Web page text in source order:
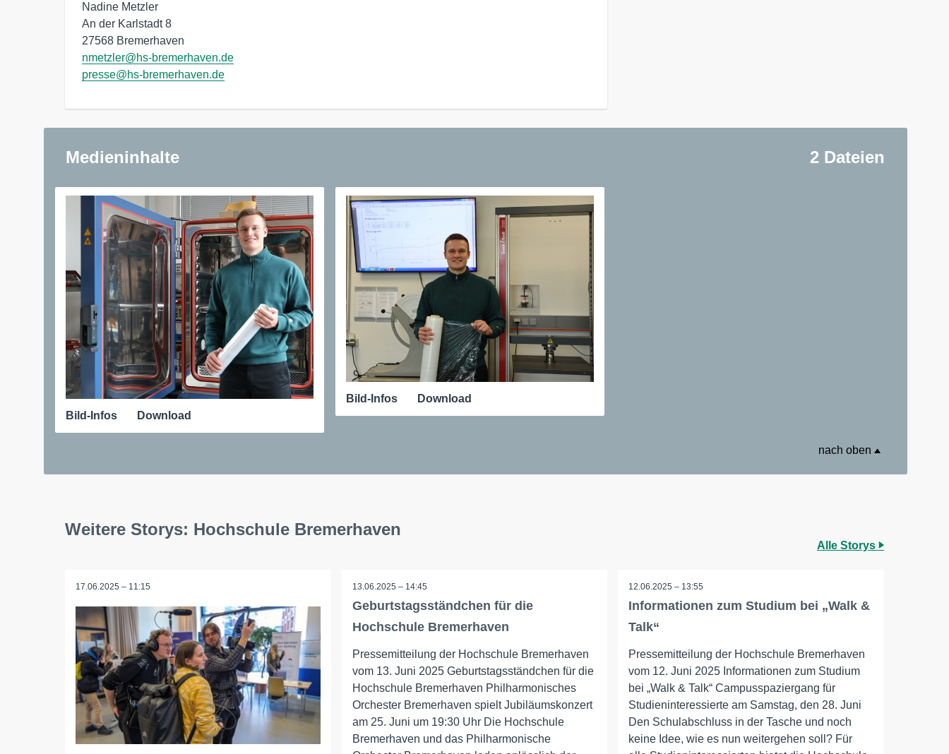
Nadine Metzler
An der Karlstadt 8
nmetzler@hs-bremerhaven.de
presse@hs-bremerhaven.de
Medieninhalte 2 Dateien
Bild-Infos Download
Bild-Infos Download
nach oben
Weitere Storys: Hochschule Bremerhaven
Alle Storys
17.06.2025 – 11:15 13.06.2025 – 14:45
Geburtstagsständchen für die
Hochschule Bremerhaven
Pressemitteilung der Hochschule Bremerhaven
vom 13. Juni 2025 Geburtstagsständchen für die
Hochschule Bremerhaven Philharmonisches
Orchester Bremerhaven spielt Jubiläumskonzert
am 25. Juni um 19:30 Uhr Die Hochschule
Bremerhaven und das Philharmonische
12.06.2025 – 13:55
Informationen zum Studium bei „Walk &
Talk“
Pressemitteilung der Hochschule Bremerhaven
vom 12. Juni 2025 Informationen zum Studium
bei „Walk & Talk“ Campusspaziergang für
Studieninteressierte am Samstag, den 28. Juni
Den Schulabschluss in der Tasche und noch
keine Idee, wie es nun weitergehen soll? Für